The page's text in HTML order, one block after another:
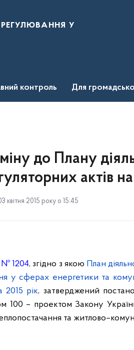
у
контроль Для
до Плану
актів
квітня 2015 року о 15:45
№ 1204, згідно з якою План
у сферах енергетики та
2015 рік, затверджений
100 – проектомЗакону
та